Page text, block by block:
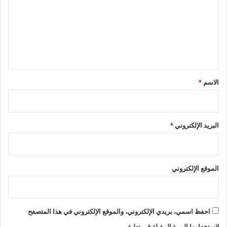
*
الاسم *
البريد الإلكتروني*
الموقع الإلكتروني
احفظ اسمي، بريدي الإلكتروني، والموقع الإلكتروني في هذا المتصفح